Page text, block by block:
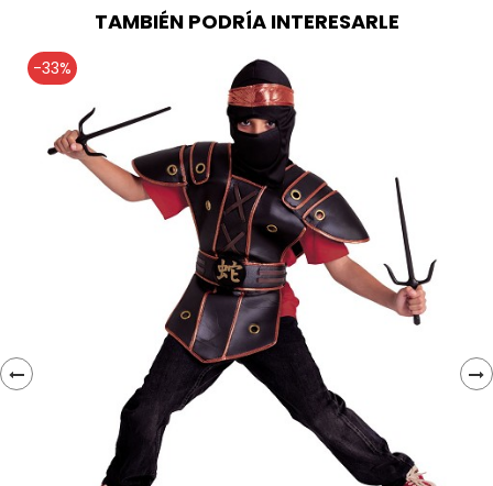
TAMBIÉN PODRÍA INTERESARLE
-33%